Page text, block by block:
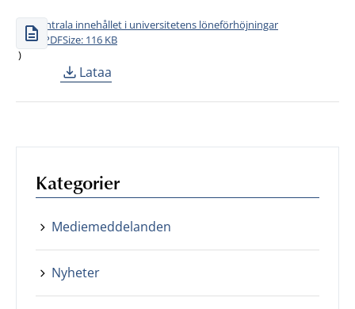
Det centrala innehållet i universitetens löneförhöjningar
Type: PDFSize: 116 KB
)
Lataa
Kategorier
Mediemeddelanden
Nyheter